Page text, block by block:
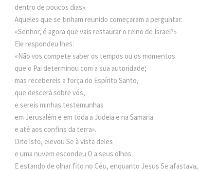
dentro de poucos dias».
Aqueles que se tinham reunido começaram a perguntar:
«Senhor, é agora que vais restaurar o reino de Israel?»
Ele respondeu lhes:
«Não vos compete saber os tempos ou os momentos
que o Pai determinou com a sua autoridade;
mas recebereis a força do Espírito Santo,
que descerá sobre vós,
e sereis minhas testemunhas
em Jerusalém e em toda a Judeia e na Samaria
e até aos confins da terra».
Dito isto, elevou Se à vista deles
e uma nuvem escondeu O a seus olhos.
E estando de olhar fito no Céu, enquanto Jesus Se afastava,